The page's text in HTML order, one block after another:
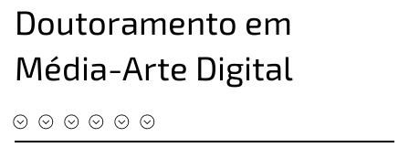
Doutoramento em
Média-Arte Digital